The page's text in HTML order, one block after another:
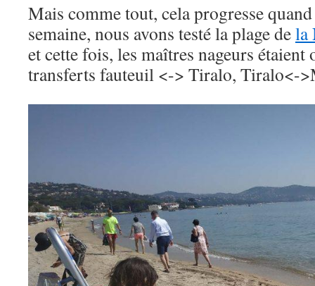
Mais comme tout, cela progresse
semaine, nous avons testé la plage dela
et cette fois, les maîtres nageurs
transferts fauteuil <-> Tiralo, Tiralo<-